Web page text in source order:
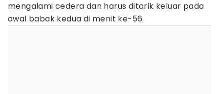
mengalami cedera dan harus ditarik keluar pada
awal babak kedua di menit ke-56.